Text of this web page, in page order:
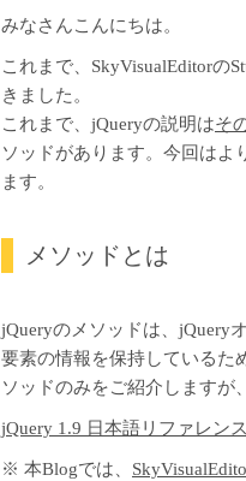
みなさんこんにちは。
これまで、SkyVisualEditorの
きました。
これまで、jQueryの説明はそ
ソッドがあります。今回はよ
ます。
メソッドとは
jQueryのメソッドは、jQuery
要素の情報を保持しているた
ソッドのみをご紹介しますが
jQuery 1.9 日本語リファレン
※ 本Blogでは、